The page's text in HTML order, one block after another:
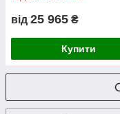
від 25 965 ₴
Купити